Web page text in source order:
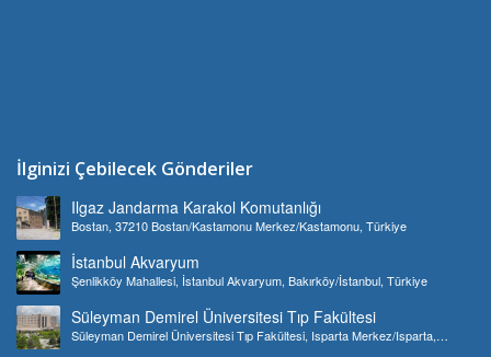
İlginizi Çebilecek Gönderiler
Ilgaz Jandarma Karakol Komutanlığı
Bostan, 37210 Bostan/Kastamonu Merkez/Kastamonu, Türkiye
İstanbul Akvaryum
Şenlikköy Mahallesi, İstanbul Akvaryum, Bakırköy/İstanbul, Türkiye
Süleyman Demirel Üniversitesi Tıp Fakültesi
Süleyman Demirel Üniversitesi Tıp Fakültesi, Isparta Merkez/Isparta,